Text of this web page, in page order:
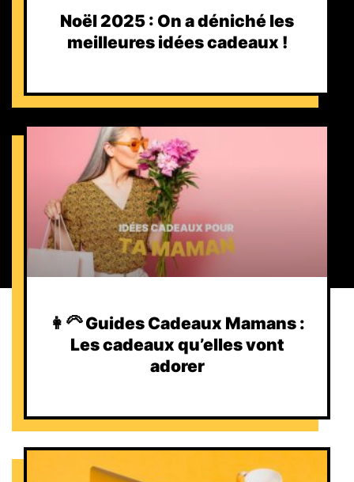
Noël 2025 : On a déniché les
meilleures idées cadeaux !
👩‍🦳 Guides Cadeaux Mamans :
Les cadeaux qu’elles vont
adorer